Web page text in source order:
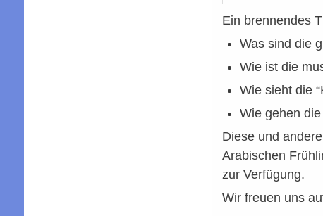
Ein brennendes
Was sind die
Wie ist die
Wie sieht die
Wie gehen
Diese und
Arabischen
zur Verfügung.
Wir freuen uns